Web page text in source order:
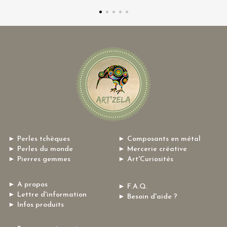
► Perles tchèques
► Perles du monde
► Pierres gemmes
► Composants en métal
► Mercerie créative
► Art'Curiosités
► A propos
► Lettre d'information
► Infos produits
► F.A.Q.
► Besoin d'aide ?